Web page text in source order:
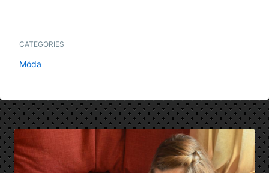
CATEGORIES
Móda
Navigace
pro